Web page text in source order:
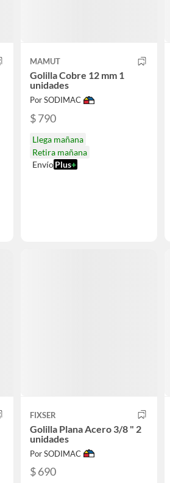
MAMUT
Golilla Cobre 12 mm 1
unidades
Por SODIMAC
$ 790
Llega mañana
Retira mañana
Envío Plus+
FIXSER
Golilla Plana Acero 3/8 " 2
unidades
Por SODIMAC
$ 690